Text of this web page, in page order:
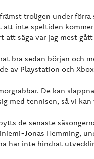
troligen under förra
att inte speltiden
att säga var jag mest
bra sedan början och
av Playstation och
De kan
med tennisen, så vi
de senaste
Jonas Hemming,
har inte hindrat